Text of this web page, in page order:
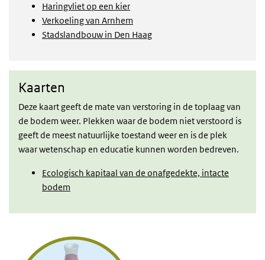
Haringvliet op een kier
Verkoeling van Arnhem
Stadslandbouw in Den Haag
Kaarten
Deze kaart geeft de mate van verstoring in de toplaag van
de bodem weer. Plekken waar de bodem niet verstoord is
geeft de meest natuurlijke toestand weer en is de plek
waar wetenschap en educatie kunnen worden bedreven.
Ecologisch kapitaal van de onafgedekte, intacte
bodem